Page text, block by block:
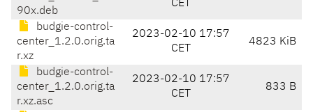
90x.deb
CET
budgie-control-
center_1.2.0.orig.ta
r.xz
2023-02-10 17:57
CET
4823 KiB
budgie-control-
center_1.2.0.orig.ta
r.xz.asc
2023-02-10 17:57
CET
833 B